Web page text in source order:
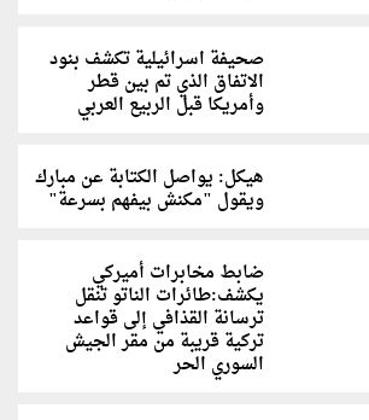
صحيفة اسرائيلية تكشف بنود
الاتفاق الذي تم بين قطر
وأمريكا قبل الربيع العربي
هيكل: يواصل الكتابة عن مبارك
ويقول "مكنش بيفهم بسرعة"
ضابط مخابرات أميركي
يكشف:طائرات الناتو تنقل
ترسانة القذافي إلى قواعد
تركية قريبة من مقر الجيش
السوري الحر